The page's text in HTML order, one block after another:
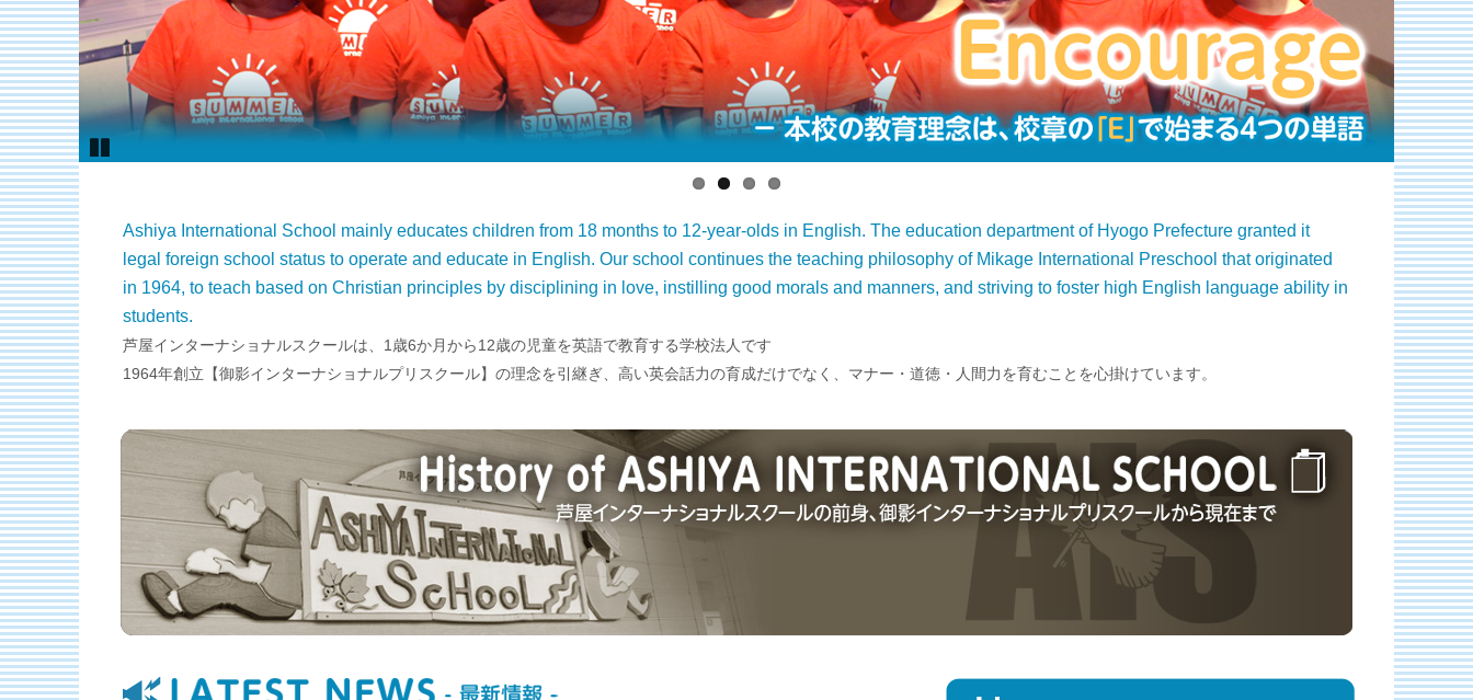
Ashiya International School mainly educates children from 18 months to 12-year-olds in English. The education department of Hyogo Prefecture granted it
legal foreign school status to operate and educate in English. Our school continues the teaching philosophy of Mikage International Preschool that originated
in 1964, to teach based on Christian principles by disciplining in love, instilling good morals and manners, and striving to foster high English language ability in
students.
芦屋インターナショナルスクールは、1歳6か月から12歳の児童を英語で教育する学校法人です
1964年創立【御影インターナショナルプリスクール】の理念を引継ぎ、高い英会話力の育成だけでなく、マナー・道徳・人間力を育むことを心掛けています。